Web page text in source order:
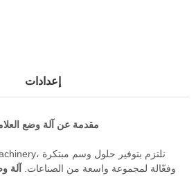
إعدادات
مقدمة عن آلة وضع
وفعّالة لمجموعة واسعة من الصناعات.
آلة